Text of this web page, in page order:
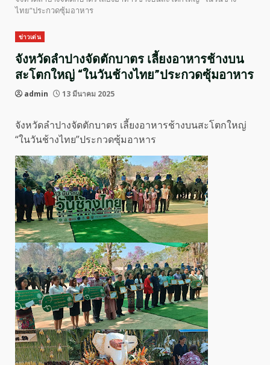
ไทย”ประกวดซุ้มอาหาร
ข่าวเด่น
จังหวัดลำปางจัดตักบาตร เลี้ยงอาหารช้างบน
สะโตกใหญ่ “ในวันช้างไทย”ประกวดซุ้มอาหาร
admin 13 มีนาคม 2025
จังหวัดลำปางจัดตักบาตร เลี้ยงอาหารช้างบนสะโตกใหญ่
“ในวันช้างไทย”ประกวดซุ้มอาหาร